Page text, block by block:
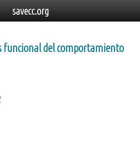
funcional del comportamiento
savecc.org